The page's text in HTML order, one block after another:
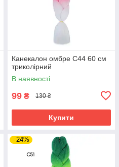
Канекалон омбре C44 60 см
триколірний
В наявності
99 ₴ 130 ₴
Купити
–24%